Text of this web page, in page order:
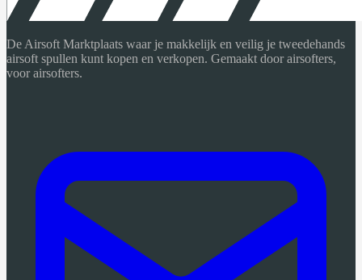
De Airsoft Marktplaats waar je makkelijk en veilig je tweedehands
airsoft spullen kunt kopen en verkopen. Gemaakt door airsofters,
voor airsofters.